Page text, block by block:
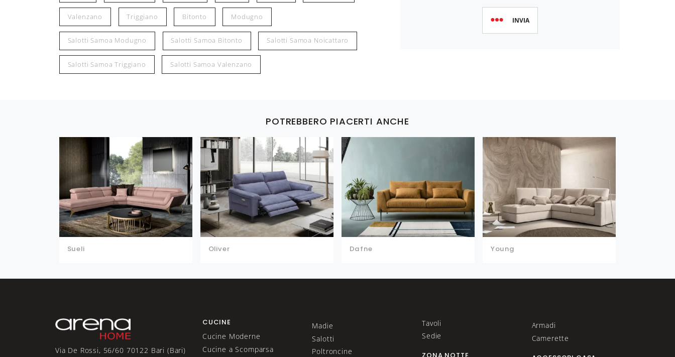
Valenzano Triggiano Bitonto Modugno
Salotti Samoa Modugno Salotti Samoa Bitonto Salotti Samoa Noicattaro
Salotti Samoa Triggiano Salotti Samoa Valenzano
INVIA
POTREBBERO PIACERTI ANCHE
Sueli Oliver Dafne Young
Via De Rossi, 56/60 70122 Bari (Bari)
CUCINE
Cucine Moderne
Cucine a Scomparsa
Madie
Salotti
Poltroncine
Tavoli
Sedie
Armadi
Camerette